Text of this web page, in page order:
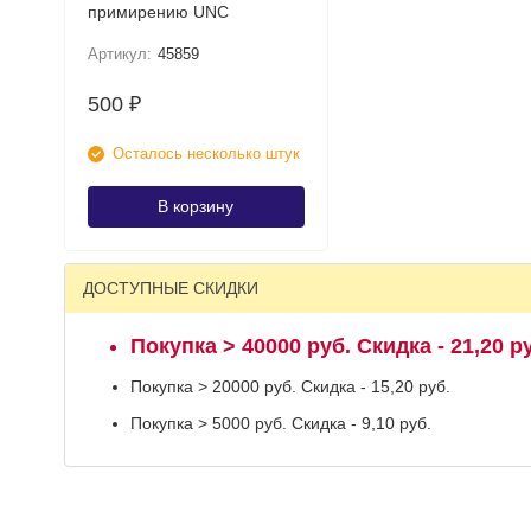
примирению UNC
Артикул: 45859
500 ₽
Осталось несколько штук
В корзину
ДОСТУПНЫЕ СКИДКИ
Покупка > 40000 руб. Скидка - 21,20
Покупка > 20000 руб. Скидка - 15,20 руб.
Покупка > 5000 руб. Скидка - 9,10 руб.